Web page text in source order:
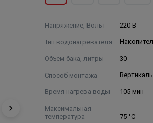
Напряжение, Вольт 220 В
Тип водонагревателя
Объем бака, литры 30
Способ монтажа
Время нагрева воды 105 мин
Максимальная
температура
75 °С